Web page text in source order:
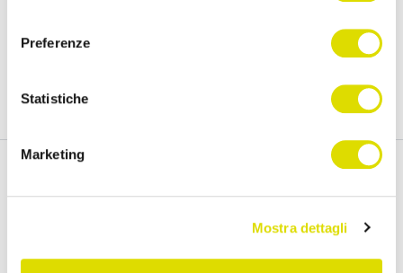
Preferenze
Statistiche
Marketing
Mostra dettagli
Raccolta Ordini Agenti
Assistenza
FAQ